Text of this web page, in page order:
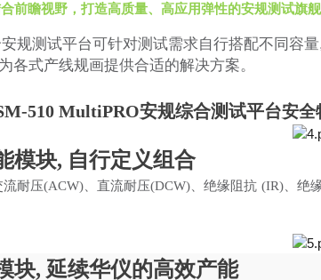
前瞻视野，打造高质量、高应用弹性的安规测试旗舰
规测试平台可针对测试需求自行搭配不同容
各式产线规画提供合适的解决方案。
510 MultiPRO安规综合测试平台安全
模块, 自行定义组合
流耐压(ACW)、直流耐压(DCW)、绝缘阻抗 (IR)、
块, 延续华仪的高效产能